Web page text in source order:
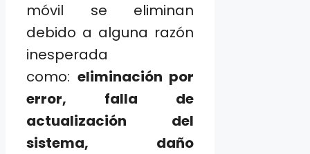
móvil se eliminan
debido a alguna razón
inesperada
como: eliminación por
error, falla de
actualización del
sistema, daño